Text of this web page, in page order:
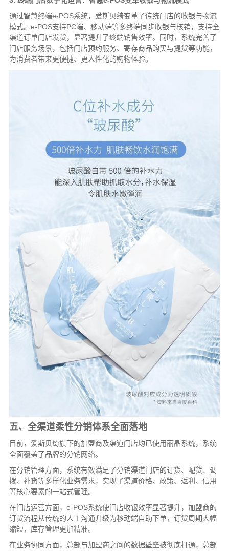
通过智慧终端e-POS系统，爱斯贝绮变革了传统门店的收银与物流
模式。e-POS支持PC端、移动端等多终端同步收银与核销，支持全
渠道订单门店发货，显著提升了终端销售效率。同时，系统完善了
门店服务场景，包括门店预约服务、寄存商品购买与提货等功能，
为消费者带来更便捷、更人性化的购物体验。
五、全渠道柔性分销体系全面落地
目前，爱斯贝绮旗下的加盟商及渠道门店均已使用丽晶系统，系统
全面覆盖了品牌的分销网络。
在分销管理方面，系统有效满足了分销渠道门店的订货、配货、调
拨、补货等多样化业务需求，实现了渠道价格、政策、返利、信用
等核心要素的一站式管理。
在门店运营方面，e-POS系统使门店收银效率显著提升，加盟商的
订货流程从传统的人工沟通升级为移动端自助下单，订货周期大幅
缩短，库存管理更加精准。
在业务协同方面，总部与加盟商之间的数据壁垒被彻底打通，总部